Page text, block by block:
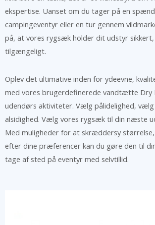
ekspertise. Uanset om du tager på en
campingeventyr eller en tur gennem
på, at vores rygsæk holder dit udstyr
tilgængeligt.
Oplev det ultimative inden for ydeevne,
med vores brugerdefinerede vandtætte
udendørs aktiviteter. Vælg pålidelighed,
alsidighed. Vælg vores rygsæk til din næste
Med muligheder for at skræddersy
efter dine præferencer kan du gøre den til
tage af sted på eventyr med selvtillid.